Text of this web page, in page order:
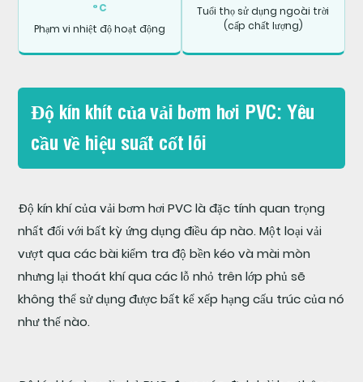
kéo
của
bơm
hơi
PVC:
Hiểu
nghĩa
của
các
con
số
°C
Phạm vi nhiệt độ hoạt động
Tuổi thọ sử dụng ngoài trời
(cấp chất lượng)
Độ kín khít của vải bơm hơi PVC: Yêu
cầu về hiệu suất cốt lõi
Độ kín khí của vải bơm hơi PVC là đặc tính quan trọng
nhất đối với bất kỳ ứng dụng điều áp nào. Một loại vải
vượt qua các bài kiểm tra độ bền kéo và mài mòn
nhưng lại thoát khí qua các lỗ nhỏ trên lớp phủ sẽ
không thể sử dụng được bất kể xếp hạng cấu trúc của nó
như thế nào.